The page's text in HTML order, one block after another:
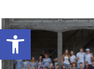
Open toolbar